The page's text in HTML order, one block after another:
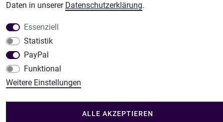
Schneideplotter, Transferpressen, Siebdruck und Plotterfolien
Im Shop Kaufen
Küchen Zubehör - Haus/Garten - Tierbedarf
Daten in unserer Daten­schutz­erklärung.
Essenziell
Statistik
PayPal
Funktional
Weitere Einstellungen
ALLE AKZEPTIEREN